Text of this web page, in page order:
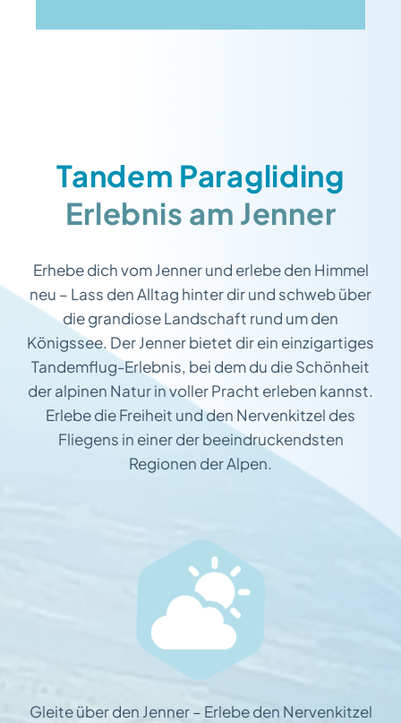
Tandem Paragliding
Erlebnis am Jenner
Erhebe dich vom Jenner und erlebe den Himmel
neu – Lass den Alltag hinter dir und schweb über
die grandiose Landschaft rund um den
Königssee. Der Jenner bietet dir ein einzigartiges
Tandemflug-Erlebnis, bei dem du die Schönheit
der alpinen Natur in voller Pracht erleben kannst.
Erlebe die Freiheit und den Nervenkitzel des
Fliegens in einer der beeindruckendsten
Regionen der Alpen.
Gleite über den Jenner – Erlebe den Nervenkitzel